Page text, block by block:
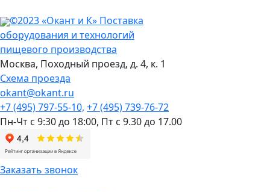
©2023 «Окант и К» Поставка
оборудования и технологий
пищевого производства
Москва, Походный проезд, д. 4, к. 1
Схема проезда
okant@okant.ru
+7 (495) 797-55-10, +7 (495) 739-76-72
Пн-Чт с 9:30 до 18:00, Пт с 9.30 до 17.00
Заказать звонок